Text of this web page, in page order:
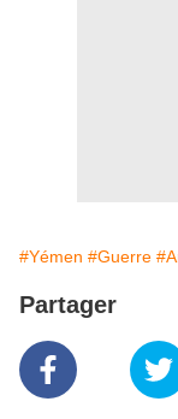
#Yémen #Guerre
Partager